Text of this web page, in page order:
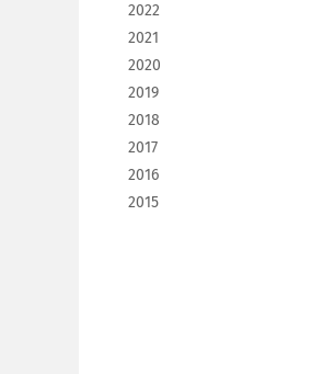
2022
2021
2020
2019
2018
2017
2016
2015